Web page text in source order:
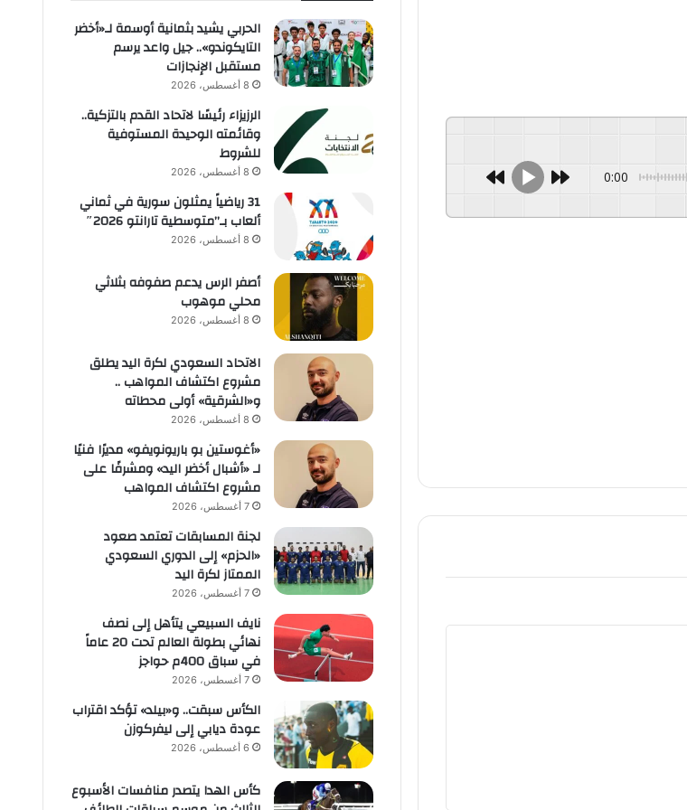
0:00
الحربي يشيد بثمانية أوسمة لـ«أخضر
التايكوندو».. جيل واعد يرسم
مستقبل الإنجازات
8 أغسطس، 2026
الرزيزاء رئيسًا لاتحاد القدم بالتزكية..
وقائمته الوحيدة المستوفية
للشروط
8 أغسطس، 2026
31 رياضياً يمثلون سورية في ثماني
ألعاب بـ”متوسطية تارانتو 2026″
8 أغسطس، 2026
أصفر الرس يدعم صفوفه بثلاثي
محلي موهوب
8 أغسطس، 2026
الاتحاد السعودي لكرة اليد يطلق
مشروع اكتشاف المواهب ..
و«الشرقية» أولى محطاته
8 أغسطس، 2026
«أغوستين بو باريونويفو» مديرًا فنيًا
لـ «أشبال أخضر اليد» ومشرفًا على
مشروع اكتشاف المواهب
7 أغسطس، 2026
لجنة المسابقات تعتمد صعود
«الحزم» إلى الدوري السعودي
الممتاز لكرة اليد
7 أغسطس، 2026
نايف السبيعي يتأهل إلى نصف
نهائي بطولة العالم تحت 20 عاماً
في سباق 400م حواجز
7 أغسطس، 2026
الكأس سبقت.. و«بيلد» تؤكد اقتراب
عودة ديابي إلى ليفركوزن
6 أغسطس، 2026
كأس الهدا يتصدر منافسات الأسبوع